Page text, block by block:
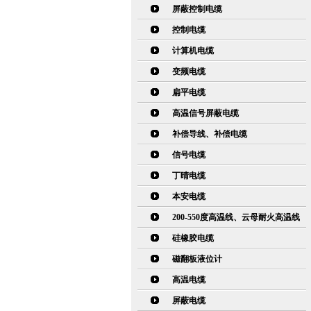
屏蔽控制电缆
控制电缆
计算机电缆
变频电缆
扁平电缆
高温信号屏蔽电缆
补偿导线、补偿电缆
信号电缆
丁晴电缆
本安电缆
200-550度高温线、云母耐火高温线
硅橡胶电缆
磁翻板液位计
高温电缆
屏蔽电缆